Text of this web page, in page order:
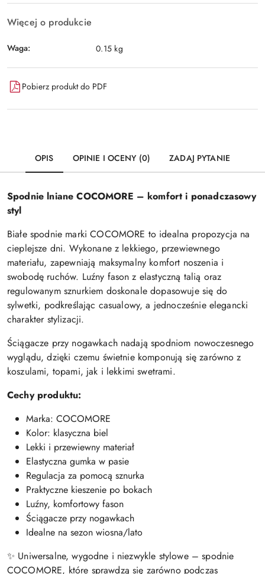
Więcej o produkcie
Waga: 0.15 kg
Pobierz produkt do PDF
OPIS OPINIE I OCENY (0) ZADAJ PYTANIE
Spodnie lniane COCOMORE – komfort i ponadczasowy
styl
Białe spodnie marki COCOMORE to idealna propozycja na
cieplejsze dni. Wykonane z lekkiego, przewiewnego
materiału, zapewniają maksymalny komfort noszenia i
swobodę ruchów. Luźny fason z elastyczną talią oraz
regulowanym sznurkiem doskonale dopasowuje się do
sylwetki, podkreślając casualowy, a jednocześnie elegancki
charakter stylizacji.
Ściągacze przy nogawkach nadają spodniom nowoczesnego
wyglądu, dzięki czemu świetnie komponują się zarówno z
koszulami, topami, jak i lekkimi swetrami.
Cechy produktu:
Marka: COCOMORE
Kolor: klasyczna biel
Lekki i przewiewny materiał
Elastyczna gumka w pasie
Regulacja za pomocą sznurka
Praktyczne kieszenie po bokach
Luźny, komfortowy fason
Ściągacze przy nogawkach
Idealne na sezon wiosna/lato
✨ Uniwersalne, wygodne i niezwykle stylowe – spodnie
COCOMORE, które sprawdzą się zarówno podczas